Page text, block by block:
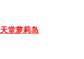
堂萝莉岛